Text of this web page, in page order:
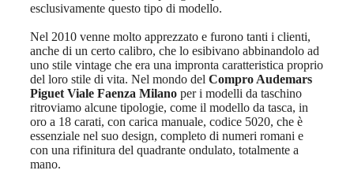
esclusivamente questo tipo di modello.
Nel 2010 venne molto apprezzato e furono tanti i clienti,
anche di un certo calibro, che lo esibivano abbinandolo ad
uno stile vintage che era una impronta caratteristica proprio
del loro stile di vita. Nel mondo del Compro Audemars
Piguet Viale Faenza Milano per i modelli da taschino
ritroviamo alcune tipologie, come il modello da tasca, in
oro a 18 carati, con carica manuale, codice 5020, che è
essenziale nel suo design, completo di numeri romani e
con una rifinitura del quadrante ondulato, totalmente a
mano.